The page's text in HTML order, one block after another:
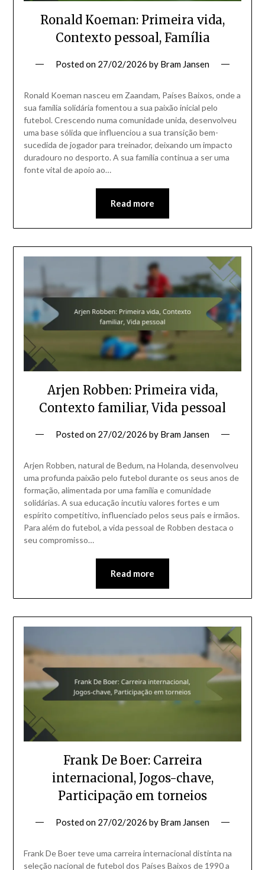
Ronald Koeman: Primeira vida,
Contexto pessoal, Família
Posted on 27/02/2026 by Bram Jansen
Ronald Koeman nasceu em Zaandam, Países Baixos, onde a
sua família solidária fomentou a sua paixão inicial pelo
futebol. Crescendo numa comunidade unida, desenvolveu
uma base sólida que influenciou a sua transição bem-
sucedida de jogador para treinador, deixando um impacto
duradouro no desporto. A sua família continua a ser uma
fonte vital de apoio ao…
Read more
Arjen Robben: Primeira vida,
Contexto familiar, Vida pessoal
Posted on 27/02/2026 by Bram Jansen
Arjen Robben, natural de Bedum, na Holanda, desenvolveu
uma profunda paixão pelo futebol durante os seus anos de
formação, alimentada por uma família e comunidade
solidárias. A sua educação incutiu valores fortes e um
espírito competitivo, influenciado pelos seus pais e irmãos.
Para além do futebol, a vida pessoal de Robben destaca o
seu compromisso…
Read more
Frank De Boer: Carreira
internacional, Jogos-chave,
Participação em torneios
Posted on 27/02/2026 by Bram Jansen
Frank De Boer teve uma carreira internacional distinta na
seleção nacional de futebol dos Países Baixos de 1990 a